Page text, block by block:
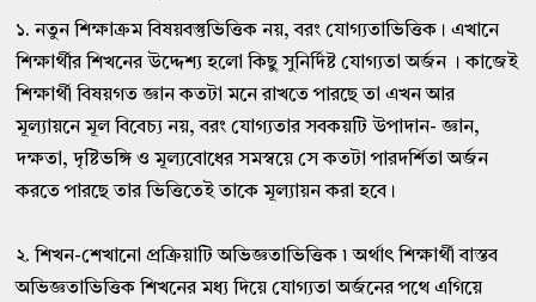
১. নতুন শিক্ষাক্রম বিষয়বস্তুভিত্তিক নয়, বরং যোগ্যতাভিত্তিক। এখানে
শিক্ষার্থীর শিখনের উদ্দেশ্য হলো কিছু সুনির্দিষ্ট যোগ্যতা অর্জন । কাজেই
শিক্ষার্থী বিষয়গত জ্ঞান কতটা মনে রাখতে পারছে তা এখন আর
মূল্যায়নে মূল বিবেচ্য নয়, বরং যোগ্যতার সবকয়টি উপাদান- জ্ঞান,
দক্ষতা, দৃষ্টিভঙ্গি ও মূল্যবোধের সমস্বয়ে সে কতটা পারদর্শিতা অর্জন
করতে পারছে তার ভিত্তিতেই তাকে মূল্যায়ন করা হবে।
২. শিখন-শেখানো প্রক্রিয়াটি অভিজ্ঞতাভিত্তিক ৷ অর্থাৎ শিক্ষার্থী বাস্তব
অভিজ্ঞতাভিত্তিক শিখনের মধ্য দিয়ে যোগ্যতা অর্জনের পথে এগিয়ে